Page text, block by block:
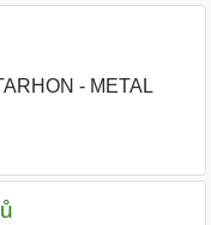
- METAL